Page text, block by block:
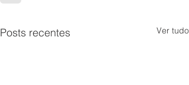
Posts recentes Ver tudo